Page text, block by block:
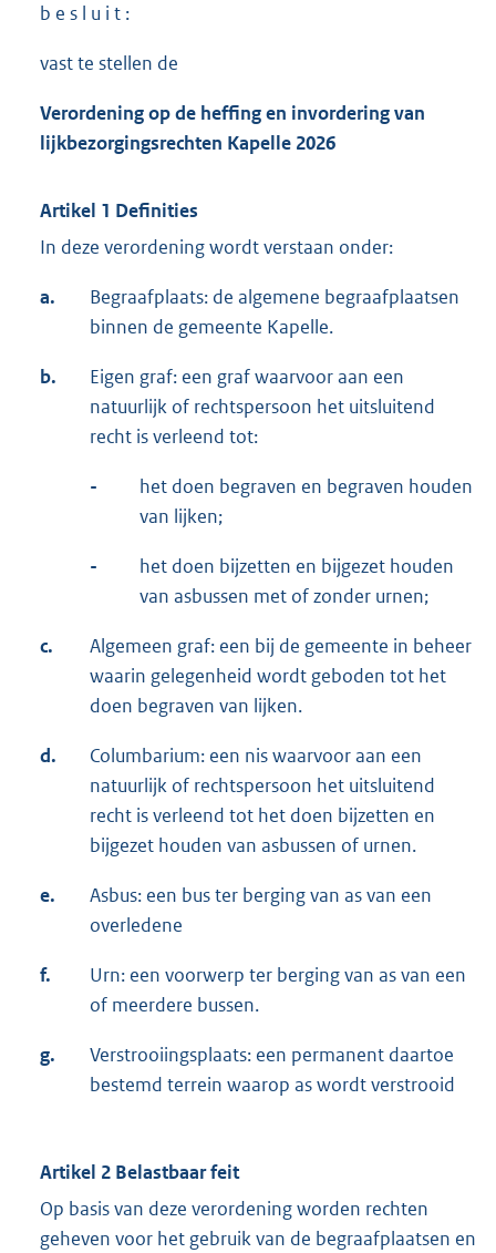
b e s l u i t :
vast te stellen de
Verordening op de heffing en invordering van
lijkbezorgingsrechten Kapelle 2026
Artikel 1 Definities
In deze verordening wordt verstaan onder:
a.
Begraafplaats: de algemene begraafplaatsen
binnen de gemeente Kapelle.
b.
Eigen graf: een graf waarvoor aan een
natuurlijk of rechtspersoon het uitsluitend
recht is verleend tot:
-
het doen begraven en begraven houden
van lijken;
-
het doen bijzetten en bijgezet houden
van asbussen met of zonder urnen;
c.
Algemeen graf: een bij de gemeente in beheer
waarin gelegenheid wordt geboden tot het
doen begraven van lijken.
d.
Columbarium: een nis waarvoor aan een
natuurlijk of rechtspersoon het uitsluitend
recht is verleend tot het doen bijzetten en
bijgezet houden van asbussen of urnen.
e.
Asbus: een bus ter berging van as van een
overledene
f.
Urn: een voorwerp ter berging van as van een
of meerdere bussen.
g.
Verstrooiingsplaats: een permanent daartoe
bestemd terrein waarop as wordt verstrooid
Artikel 2 Belastbaar feit
Op basis van deze verordening worden rechten
geheven voor het gebruik van de begraafplaatsen en